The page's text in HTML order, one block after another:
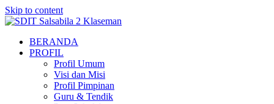
Skip to content
BERANDA
PROFIL
Profil Umum
Visi dan Misi
Profil Pimpinan
Guru & Tendik